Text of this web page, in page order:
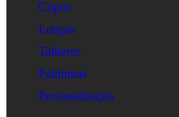
Copos
Louças
Talheres
Palhinhas
Personalização